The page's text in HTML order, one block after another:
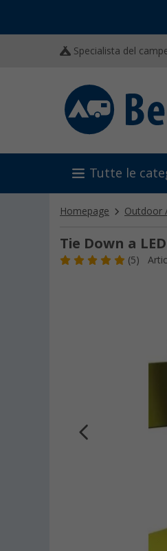
Specialista del
Tutte le
Homepage Outdoor
Tie Down a
(5)